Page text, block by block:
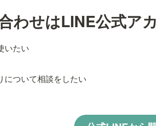
わせはLINE公式ア
いたい
について相談をしたい